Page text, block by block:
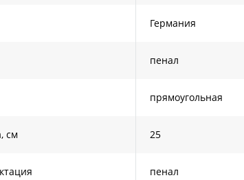
Германия
пенал
прямоугольная
см 25
пенал